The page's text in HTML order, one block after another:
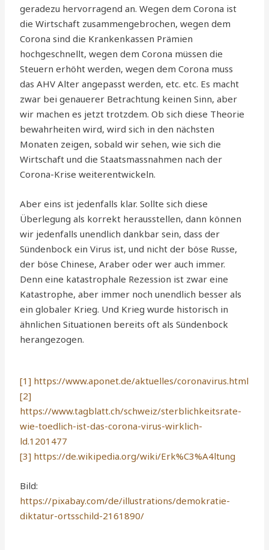
geradezu hervorragend an. Wegen dem Corona ist
die Wirtschaft zusammengebrochen, wegen dem
Corona sind die Krankenkassen Prämien
hochgeschnellt, wegen dem Corona müssen die
Steuern erhöht werden, wegen dem Corona muss
das AHV Alter angepasst werden, etc. etc. Es macht
zwar bei genauerer Betrachtung keinen Sinn, aber
wir machen es jetzt trotzdem. Ob sich diese Theorie
bewahrheiten wird, wird sich in den nächsten
Monaten zeigen, sobald wir sehen, wie sich die
Wirtschaft und die Staatsmassnahmen nach der
Corona-Krise weiterentwickeln.
Aber eins ist jedenfalls klar. Sollte sich diese
Überlegung als korrekt herausstellen, dann können
wir jedenfalls unendlich dankbar sein, dass der
Sündenbock ein Virus ist, und nicht der böse Russe,
der böse Chinese, Araber oder wer auch immer.
Denn eine katastrophale Rezession ist zwar eine
Katastrophe, aber immer noch unendlich besser als
ein globaler Krieg. Und Krieg wurde historisch in
ähnlichen Situationen bereits oft als Sündenbock
herangezogen.
[1] https://www.aponet.de/aktuelles/coronavirus.html
[2]
https://www.tagblatt.ch/schweiz/sterblichkeitsrate-
wie-toedlich-ist-das-corona-virus-wirklich-
ld.1201477
[3] https://de.wikipedia.org/wiki/Erk%C3%A4ltung
Bild:
https://pixabay.com/de/illustrations/demokratie-
diktatur-ortsschild-2161890/